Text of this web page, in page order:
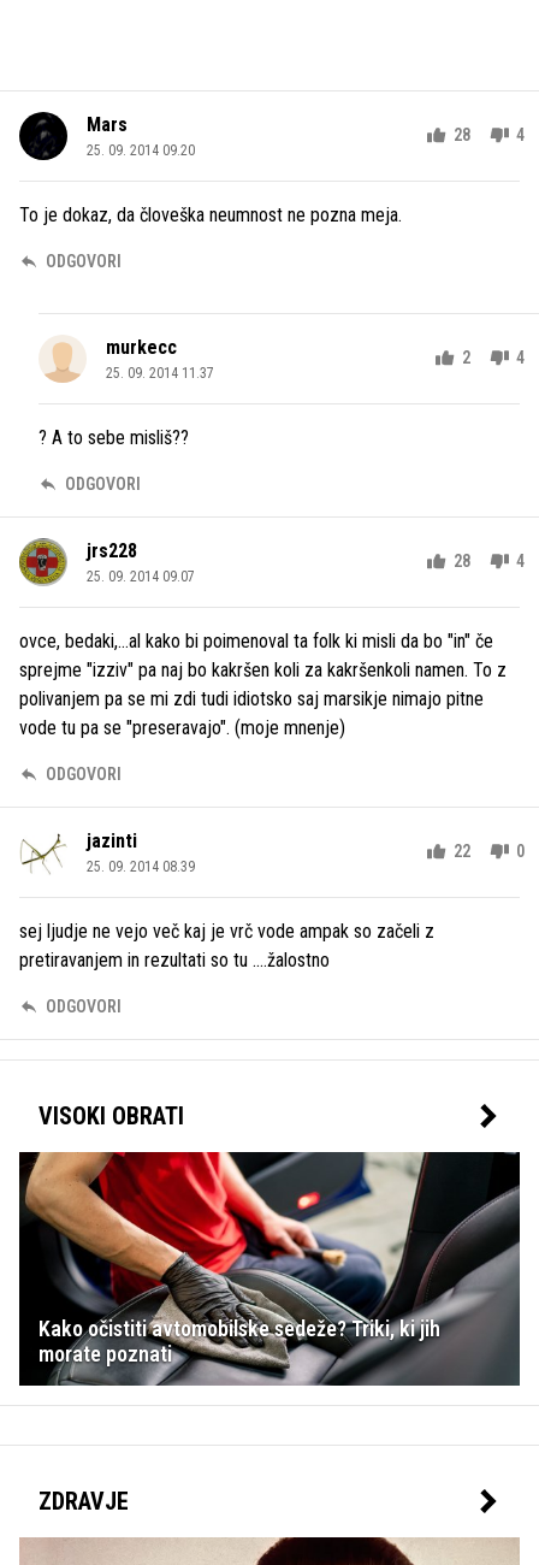
Mars
25. 09. 2014 09.20
28 4
To je dokaz, da človeška neumnost ne pozna meja.
ODGOVORI
murkecc
25. 09. 2014 11.37
2 4
? A to sebe misliš??
ODGOVORI
jrs228
25. 09. 2014 09.07
28 4
ovce, bedaki,...al kako bi poimenoval ta folk ki misli da bo "in" če
sprejme "izziv" pa naj bo kakršen koli za kakršenkoli namen. To z
polivanjem pa se mi zdi tudi idiotsko saj marsikje nimajo pitne
vode tu pa se "preseravajo". (moje mnenje)
ODGOVORI
jazinti
25. 09. 2014 08.39
22 0
sej ljudje ne vejo več kaj je vrč vode ampak so začeli z
pretiravanjem in rezultati so tu ....žalostno
ODGOVORI
VISOKI OBRATI
Kako očistiti avtomobilske sedeže? Triki, ki jih
morate poznati
ZDRAVJE